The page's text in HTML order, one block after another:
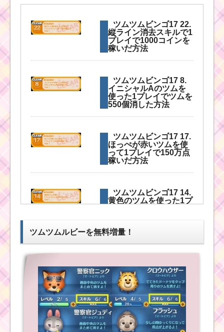
ツムツムビンゴ17 22.
縦ライン消去スキルで1
プレイで1000コインを
稼いだ方法
ツムツムビンゴ17 8.
イニシャルAのツムを
使った1プレイでツムを
550個消した方法
ツムツムビンゴ17 17.
ほっぺが赤いツムを使
って1プレイで150万点
稼いだ方法
ツムツムビンゴ17 14.
黄色のツムを使った1プ
イで80コンボした方法
ツムツムビンゴ17 3.
ヴィランズツムでコイ
ンの下一桁を6にした方
ツムツムルビーを無料増量！